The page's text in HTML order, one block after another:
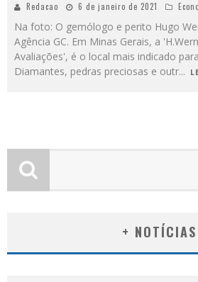
Redacao 6 de janeiro de 2021
Na foto: O gemólogo e perito Hugo
Agência GC. Em Minas Gerais, a
Avaliações', é o local mais indicado
Diamantes, pedras preciosas e outr...
+ NOTÍCIAS